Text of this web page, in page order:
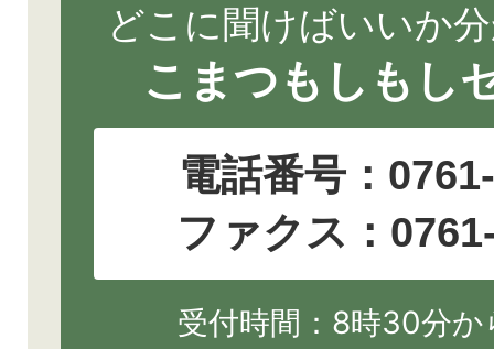
どこに聞けばいいか
こまつもしもし
電話番号：
ファクス：
受付時間：8時30分